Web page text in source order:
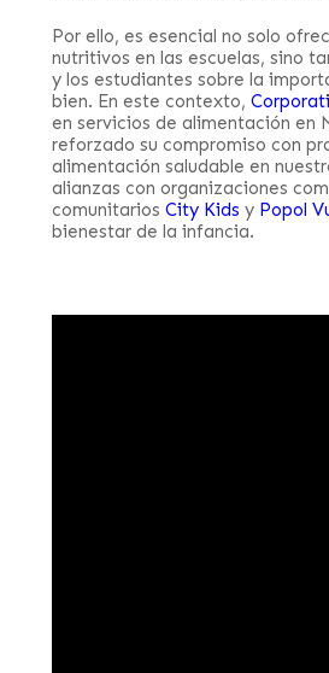
Por ello, es esencial no solo
nutritivos en las escuelas, sino
y los estudiantes sobre la
bien. En este contexto,
en servicios de alimentación en
reforzado su compromiso con
alimentación saludable en
alianzas con organizaciones
comunitarios City Kids yPopol
bienestar de la infancia.